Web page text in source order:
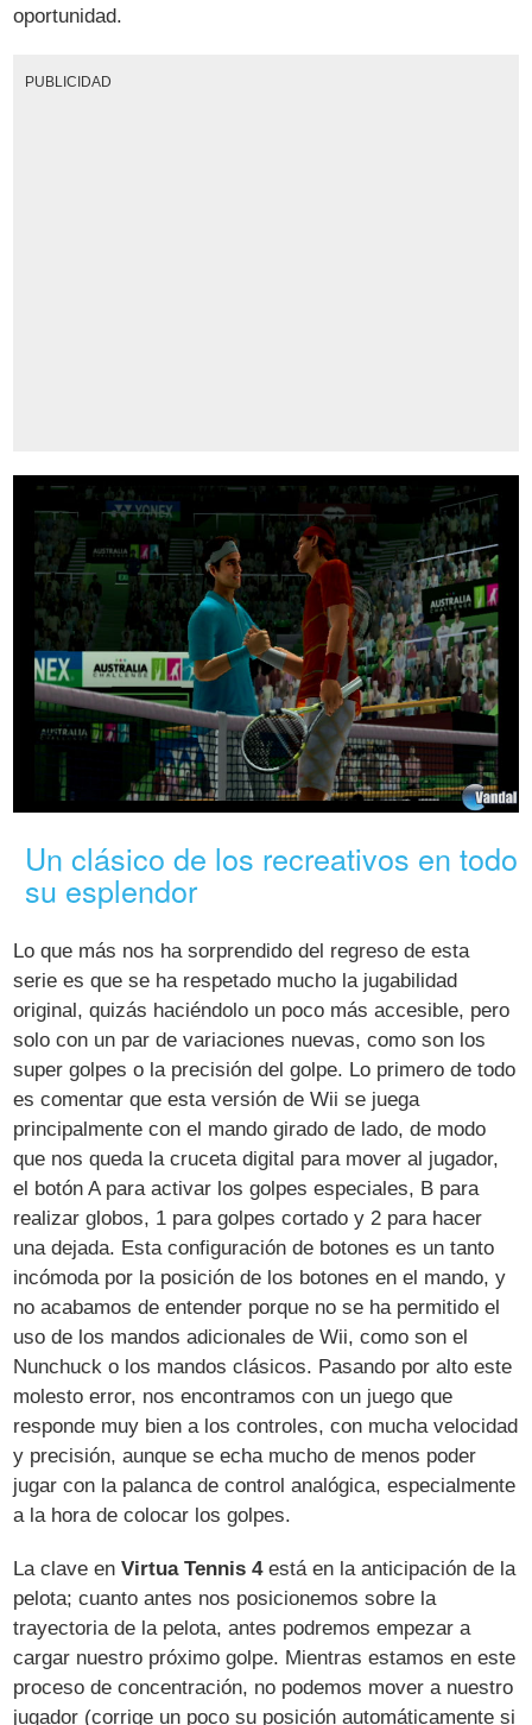
oportunidad.
PUBLICIDAD
Un clásico de los recreativos en todo
su esplendor
Lo que más nos ha sorprendido del regreso de esta
serie es que se ha respetado mucho la jugabilidad
original, quizás haciéndolo un poco más accesible, pero
solo con un par de variaciones nuevas, como son los
super golpes o la precisión del golpe. Lo primero de todo
es comentar que esta versión de Wii se juega
principalmente con el mando girado de lado, de modo
que nos queda la cruceta digital para mover al jugador,
el botón A para activar los golpes especiales, B para
realizar globos, 1 para golpes cortado y 2 para hacer
una dejada. Esta configuración de botones es un tanto
incómoda por la posición de los botones en el mando, y
no acabamos de entender porque no se ha permitido el
uso de los mandos adicionales de Wii, como son el
Nunchuck o los mandos clásicos. Pasando por alto este
molesto error, nos encontramos con un juego que
responde muy bien a los controles, con mucha velocidad
y precisión, aunque se echa mucho de menos poder
jugar con la palanca de control analógica, especialmente
a la hora de colocar los golpes.
La clave enVirtua Tennis 4está en la anticipación de la
pelota; cuanto antes nos posicionemos sobre la
trayectoria de la pelota, antes podremos empezar a
cargar nuestro próximo golpe. Mientras estamos en este
proceso de concentración, no podemos mover a nuestro
jugador (corrige un poco su posición automáticamente si